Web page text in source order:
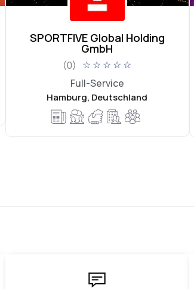
SPORTFIVE Global Holding
GmbH
(0) ☆ ☆ ☆ ☆ ☆
Full-Service
Hamburg, Deutschland